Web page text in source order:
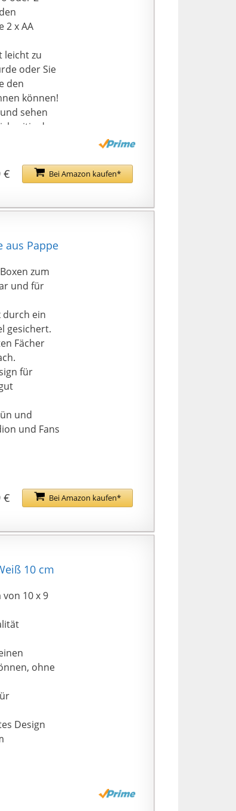
2 x AA
leicht zu
oder Sie
den
können!
sehen
den
und wir
Bei Amazon kaufen*
€
aus Pappe
zum
und für
durch ein
gesichert.
Fächer
für
und
und Fans
Bei Amazon kaufen*
€
10 cm
von 10 x 9
ohne
Design